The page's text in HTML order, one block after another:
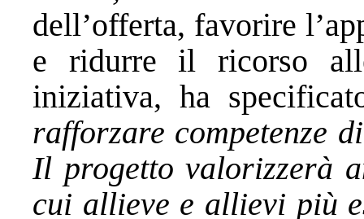
dell’offerta, favorire
e ridurre il ricorso
iniziativa, ha
rafforzare competenze
Il progetto valorizzerà
cui allieve e allievi più